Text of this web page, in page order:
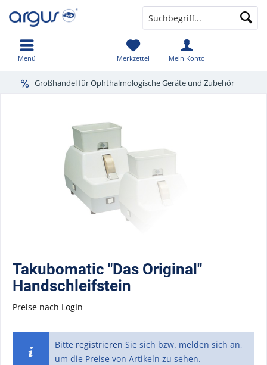
Menü Merkzettel Mein Konto
Großhandel für Ophthalmologische Geräte und Zubehör
Takubomatic "Das Original"
Handschleifstein
Preise nach LogIn
Bitte registrieren Sie sich bzw. melden sich an,
um die Preise von Artikeln zu sehen.